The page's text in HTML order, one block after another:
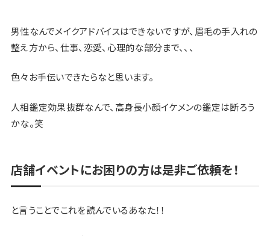
男性なんでメイクアドバイスはできないですが、眉毛の手入れの
整え方から、仕事、恋愛、心理的な部分まで、、、
色々お手伝いできたらなと思います。
人相鑑定効果抜群なんで、高身長小顔イケメンの鑑定は断ろう
かな。笑
店舗イベントにお困りの方は是非ご依頼を！
と言うことでこれを読んでいるあなた！！